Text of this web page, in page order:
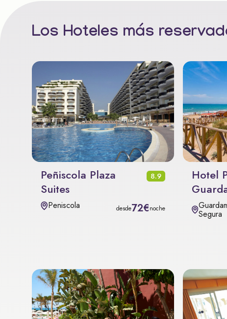
Los Hoteles más
Peñiscola Plaza
Suites
8.9
Peniscola desde72€noche
Hotel
Segura